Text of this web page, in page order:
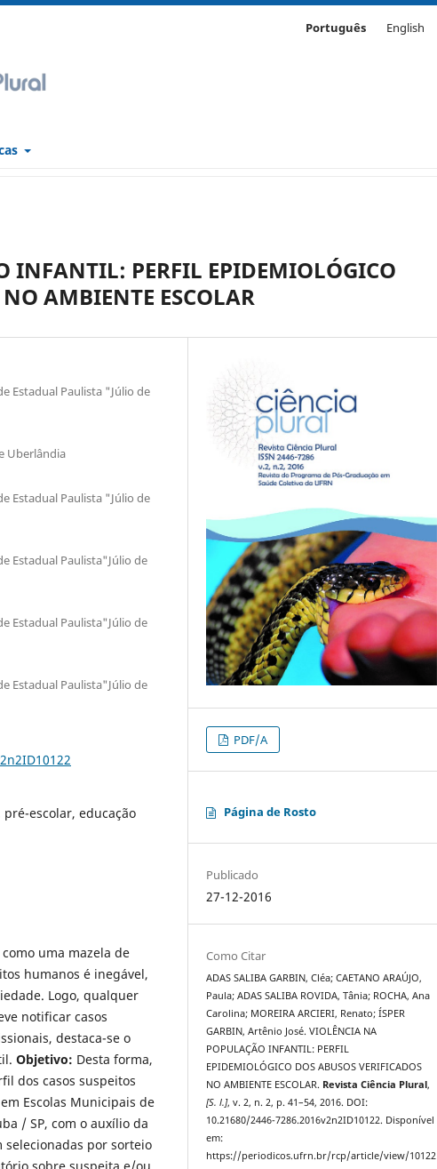
Português English
INFANTIL: PERFIL EPIDEMIOLÓGICO
AMBIENTE ESCOLAR
Estadual Paulista "Júlio de
Uberlândia
Estadual Paulista "Júlio de
Estadual Paulista"Júlio de
Estadual Paulista"Júlio de
Estadual Paulista"Júlio de
escolar, educação
uma mazela de
humanos é inegável,
Logo, qualquer
notificar casos
destaca-se o
Objetivo: Desta forma,
dos casos suspeitos
Escolas Municipais de
/ SP, com o auxílio da
selecionadas por sorteio
PDF/A
Página de Rosto
Publicado
27-12-2016
Como Citar
ADAS SALIBA GARBIN, Cléa; CAETANO ARAÚJO,
Paula; ADAS SALIBA ROVIDA, Tânia; ROCHA, Ana
Carolina; MOREIRA ARCIERI, Renato; ÍSPER
GARBIN, Artênio José. VIOLÊNCIA NA
POPULAÇÃO INFANTIL: PERFIL
EPIDEMIOLÓGICO DOS ABUSOS VERIFICADOS
NO AMBIENTE ESCOLAR. Revista Ciência Plural,
[S. l.], v. 2, n. 2, p. 41–54, 2016. DOI:
10.21680/2446-7286.2016v2n2ID10122. Disponível
em:
https://periodicos.ufrn.br/rcp/article/view/10122